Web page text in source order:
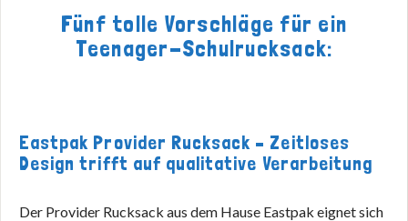
Fünf tolle Vorschläge für ein
Teenager-Schulrucksack:
Eastpak Provider Rucksack – Zeitloses
Design trifft auf qualitative Verarbeitung
Der Provider Rucksack aus dem Hause Eastpak eignet sich